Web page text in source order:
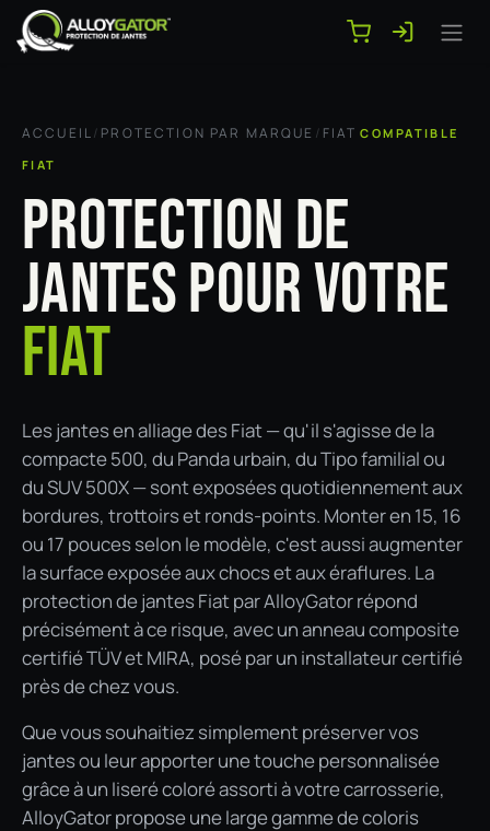
Se rendre au contenu
ACCUEIL/ PROTECTION PAR MARQUE / FIAT COMPATIBLE
FIAT
PROTECTION DE
JANTES POUR VOTRE
FIAT
Les jantes en alliage des Fiat — qu'il s'agisse de la
compacte 500, du Panda urbain, du Tipo familial ou
du SUV 500X — sont exposées quotidiennement aux
bordures, trottoirs et ronds-points. Monter en 15, 16
ou 17 pouces selon le modèle, c'est aussi augmenter
la surface exposée aux chocs et aux éraflures. La
protection de jantes Fiat par AlloyGator répond
précisément à ce risque, avec un anneau composite
certifié TÜV et MIRA, posé par un installateur certifié
près de chez vous.
Que vous souhaitiez simplement préserver vos
jantes ou leur apporter une touche personnalisée
grâce à un liseré coloré assorti à votre carrosserie,
AlloyGator propose une large gamme de coloris